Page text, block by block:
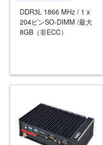
DDR3L 1866 MHz / 1 x
204ピンSO-DIMM /最大
8GB（非ECC）